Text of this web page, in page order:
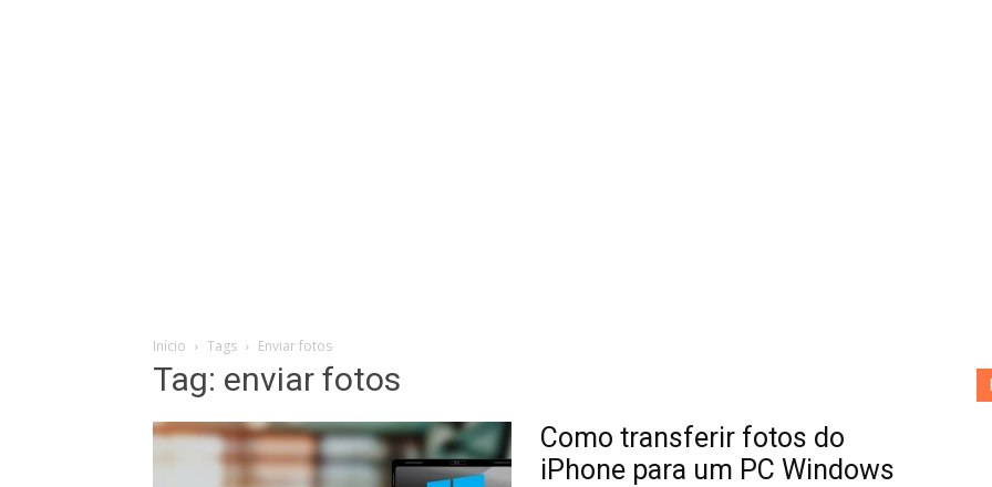
Início Tags Enviar fotos
Tag: enviar fotos
Como transferir fotos do
iPhone para um PC Windows